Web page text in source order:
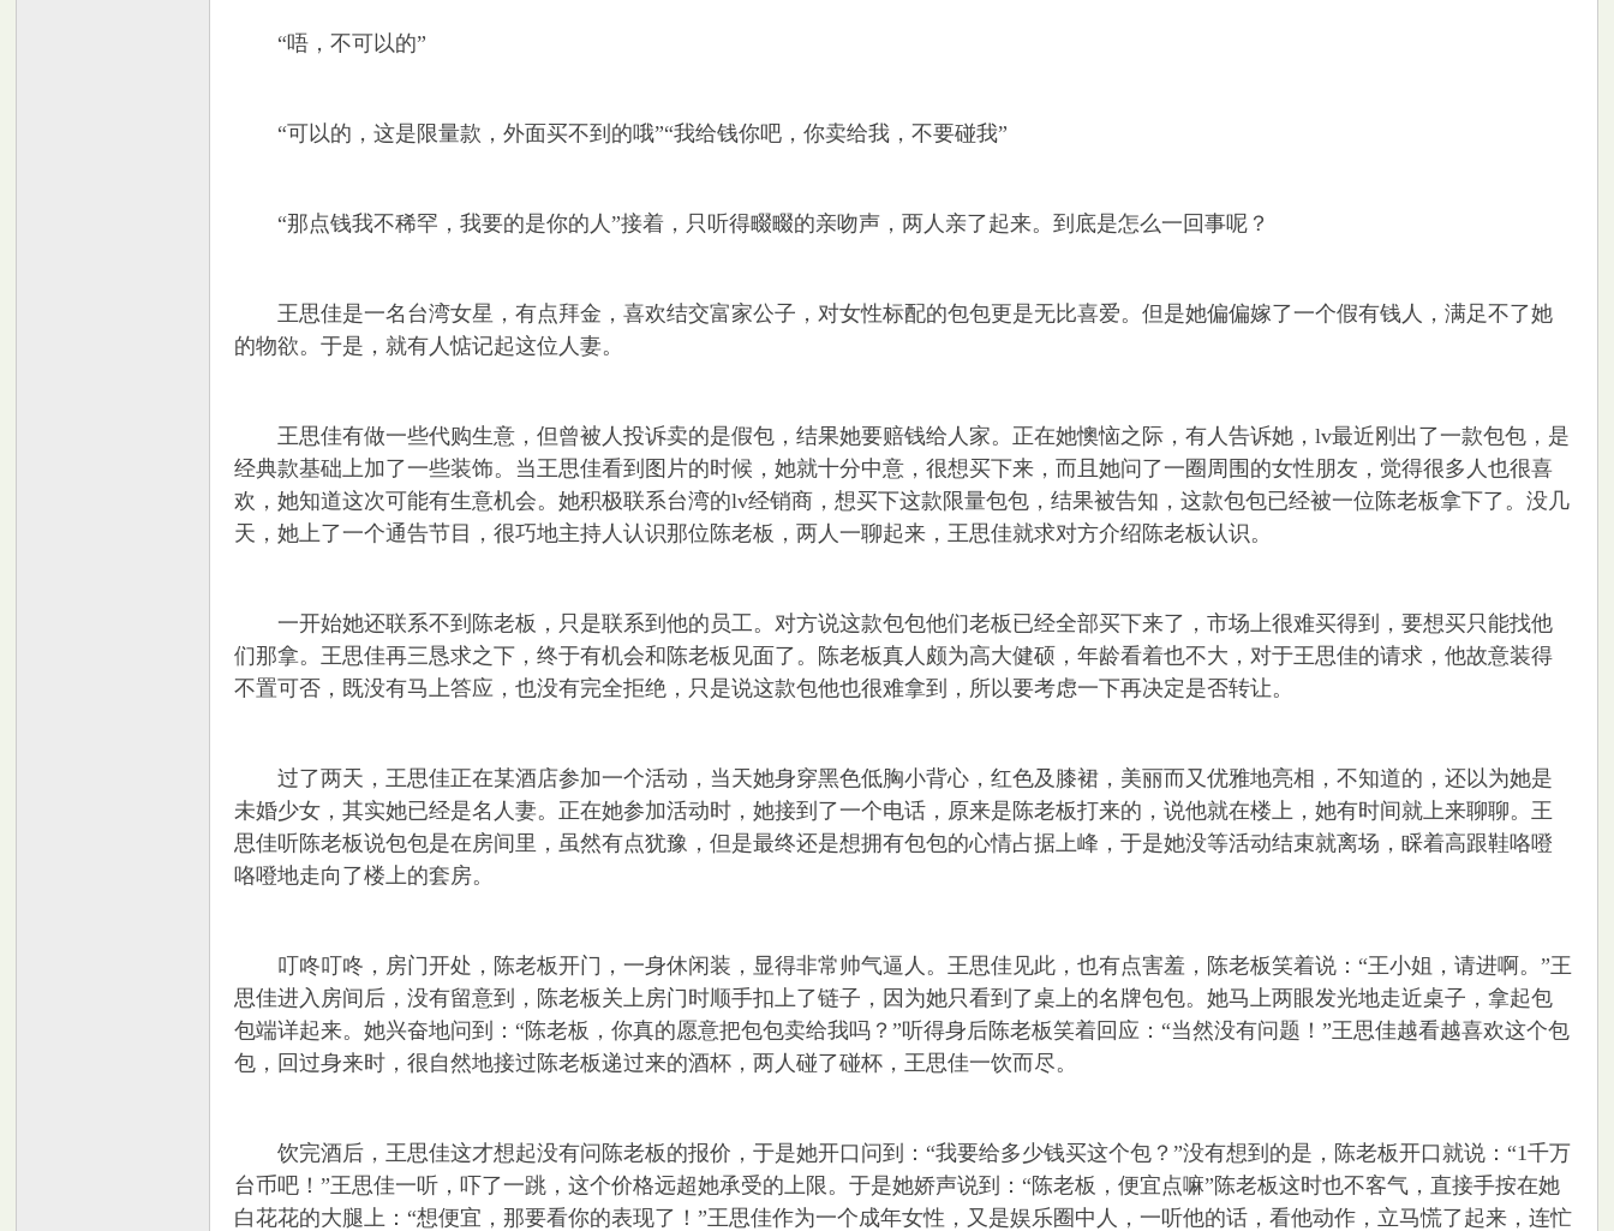
“唔，不可以的”
“可以的，这是限量款，外面买不到的哦”“我给钱你吧，你卖给我，不要碰我”
“那点钱我不稀罕，我要的是你的人”接着，只听得畷畷的亲吻声，两人亲了起来。到底是怎么一回事呢？
王思佳是一名台湾女星，有点拜金，喜欢结交富家公子，对女性标配的包包更是无比喜爱。但是她偏偏嫁了一个假有钱人，满足不了她
的物欲。于是，就有人惦记起这位人妻。
王思佳有做一些代购生意，但曾被人投诉卖的是假包，结果她要赔钱给人家。正在她懊恼之际，有人告诉她，lv最近刚出了一款包包，是
经典款基础上加了一些装饰。当王思佳看到图片的时候，她就十分中意，很想买下来，而且她问了一圈周围的女性朋友，觉得很多人也很喜
欢，她知道这次可能有生意机会。她积极联系台湾的lv经销商，想买下这款限量包包，结果被告知，这款包包已经被一位陈老板拿下了。没几
天，她上了一个通告节目，很巧地主持人认识那位陈老板，两人一聊起来，王思佳就求对方介绍陈老板认识。
一开始她还联系不到陈老板，只是联系到他的员工。对方说这款包包他们老板已经全部买下来了，市场上很难买得到，要想买只能找他
们那拿。王思佳再三恳求之下，终于有机会和陈老板见面了。陈老板真人颇为高大健硕，年龄看着也不大，对于王思佳的请求，他故意装得
不置可否，既没有马上答应，也没有完全拒绝，只是说这款包他也很难拿到，所以要考虑一下再决定是否转让。
过了两天，王思佳正在某酒店参加一个活动，当天她身穿黑色低胸小背心，红色及膝裙，美丽而又优雅地亮相，不知道的，还以为她是
未婚少女，其实她已经是名人妻。正在她参加活动时，她接到了一个电话，原来是陈老板打来的，说他就在楼上，她有时间就上来聊聊。王
思佳听陈老板说包包是在房间里，虽然有点犹豫，但是最终还是想拥有包包的心情占据上峰，于是她没等活动结束就离场，睬着高跟鞋咯噔
咯噔地走向了楼上的套房。
叮咚叮咚，房门开处，陈老板开门，一身休闲装，显得非常帅气逼人。王思佳见此，也有点害羞，陈老板笑着说：“王小姐，请进啊。”王
思佳进入房间后，没有留意到，陈老板关上房门时顺手扣上了链子，因为她只看到了桌上的名牌包包。她马上两眼发光地走近桌子，拿起包
包端详起来。她兴奋地问到：“陈老板，你真的愿意把包包卖给我吗？”听得身后陈老板笑着回应：“当然没有问题！”王思佳越看越喜欢这个包
包，回过身来时，很自然地接过陈老板递过来的酒杯，两人碰了碰杯，王思佳一饮而尽。
饮完酒后，王思佳这才想起没有问陈老板的报价，于是她开口问到：“我要给多少钱买这个包？”没有想到的是，陈老板开口就说：“1千万
台币吧！”王思佳一听，吓了一跳，这个价格远超她承受的上限。于是她娇声说到：“陈老板，便宜点嘛”陈老板这时也不客气，直接手按在她
白花花的大腿上：“想便宜，那要看你的表现了！”王思佳作为一个成年女性，又是娱乐圈中人，一听他的话，看他动作，立马慌了起来，连忙